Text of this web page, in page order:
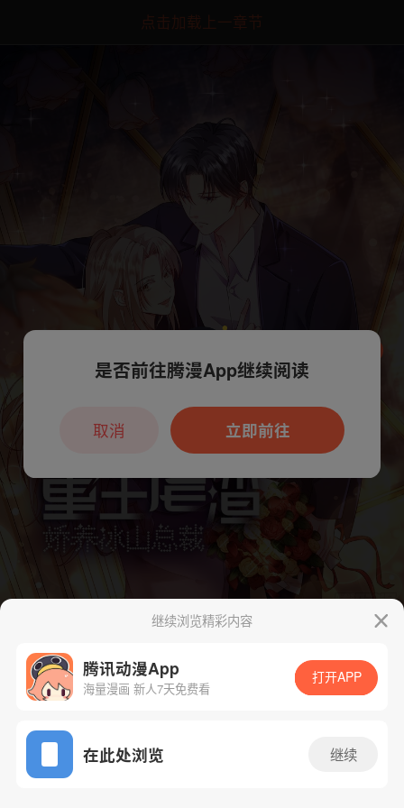
点击加载上一章节
App免费看
下一话 腾漫App免费看
继续浏览精彩内容
腾讯动漫App
海量漫画 新人7天免费看
打开APP
在此处浏览 继续
本章节仅支持App阅读，可打开App新用
户7天免费看
是否前往腾漫App继续阅读
立即前往
取消